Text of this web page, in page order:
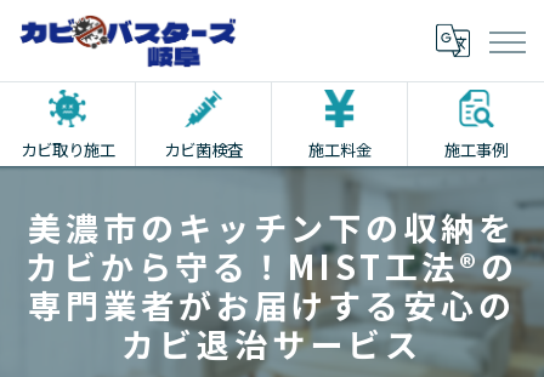
カビ取り施工 カビ菌検査 施工料金 施工事例
美濃市のキッチン下の収納を
カビから守る！MIST工法®の
専門業者がお届けする安心の
カビ退治サービス